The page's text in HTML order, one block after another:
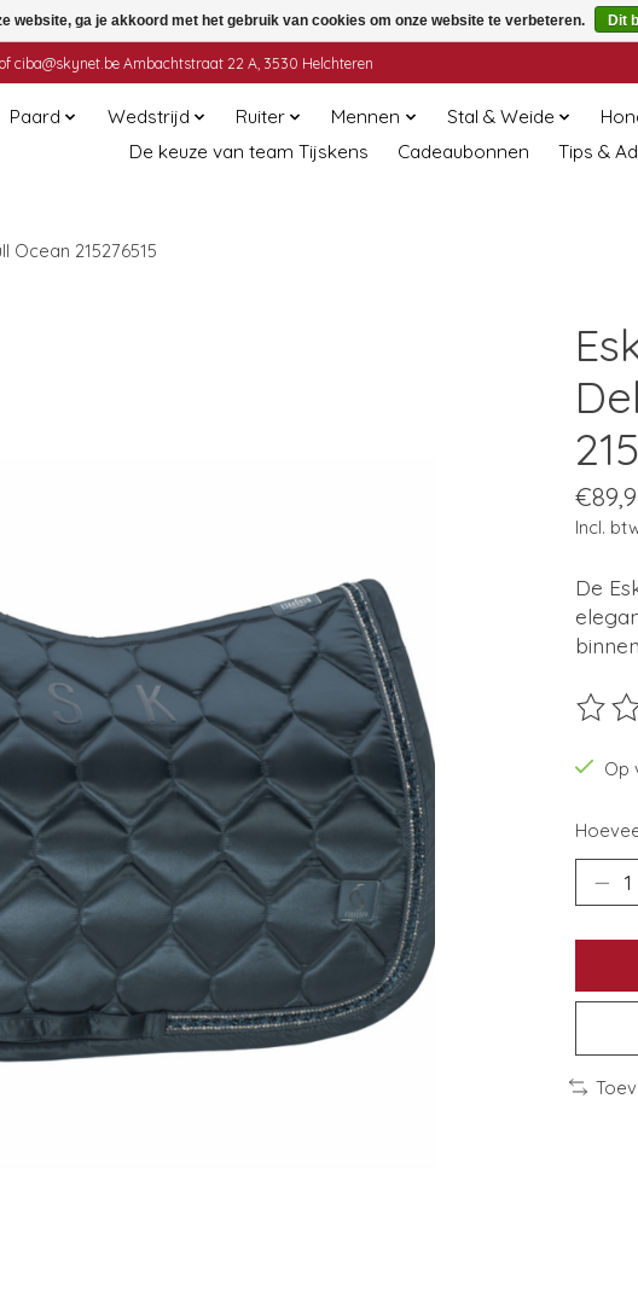
ciba@skynet.be Ambachtstraat 22 A, 3530 Helchteren
Paard Wedstrijd Ruiter Mennen Stal & Weide
De keuze van team Tijskens
Cadeaubonnen Tips &
Ocean 215276515
Incl.
De
De
Op
website, ga je akkoord met het gebruik van cookies om onze website te verbeteren. Dit